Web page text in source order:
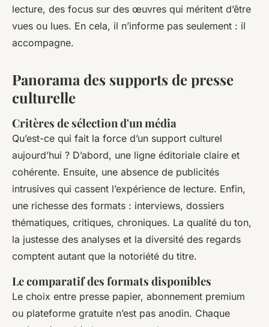
lecture, des focus sur des œuvres qui méritent d’être
vues ou lues. En cela, il n’informe pas seulement : il
accompagne.
Panorama des supports de presse
culturelle
Critères de sélection d'un média
Qu’est-ce qui fait la force d’un support culturel
aujourd’hui ? D’abord, une ligne éditoriale claire et
cohérente. Ensuite, une absence de publicités
intrusives qui cassent l’expérience de lecture. Enfin,
une richesse des formats : interviews, dossiers
thématiques, critiques, chroniques. La qualité du ton,
la justesse des analyses et la diversité des regards
comptent autant que la notoriété du titre.
Le comparatif des formats disponibles
Le choix entre presse papier, abonnement premium
ou plateforme gratuite n’est pas anodin. Chaque